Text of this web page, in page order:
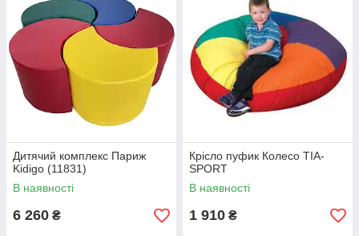
Дитячий комплекс Париж
Kidigo (11831)
В наявності
6 260 ₴
Крісло пуфик Колесо TIA-
SPORT
В наявності
1 910 ₴